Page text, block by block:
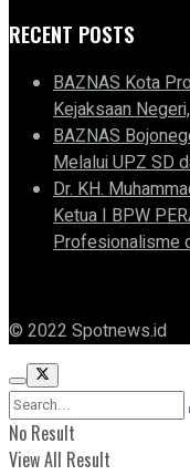
RECENT POSTS
BAZNAS Kota
Kejaksaan
BAZNAS
Melalui UPZ SD
Dr. KH.
Ketua I BPW
Profesionalisme
© 2022 Spotnews.id
No Result
View All Result